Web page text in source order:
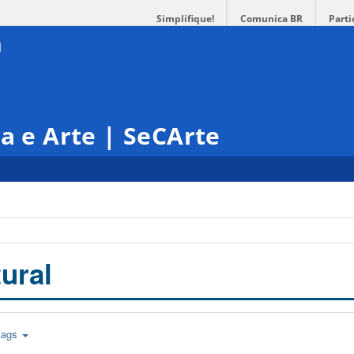
Simplifique! Comunica BR
e Arte | SeCArte